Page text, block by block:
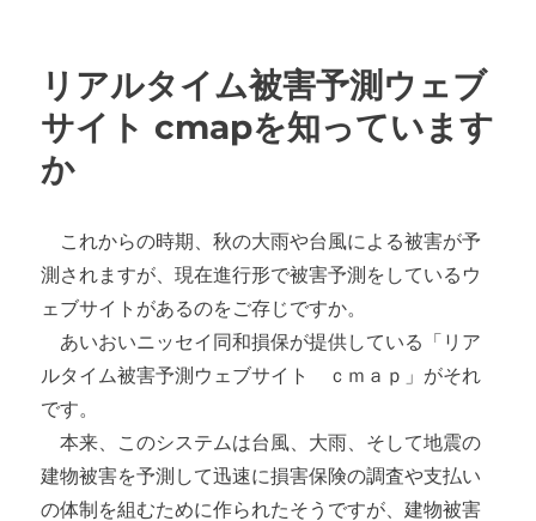
リアルタイム被害予測ウェブ
サイト cmapを知っています
か
これからの時期、秋の大雨や台風による被害が予
測されますが、現在進行形で被害予測をしているウ
ェブサイトがあるのをご存じですか。
あいおいニッセイ同和損保が提供している「リア
ルタイム被害予測ウェブサイト ｃｍａｐ」がそれ
です。
本来、このシステムは台風、大雨、そして地震の
建物被害を予測して迅速に損害保険の調査や支払い
の体制を組むために作られたそうですが、建物被害